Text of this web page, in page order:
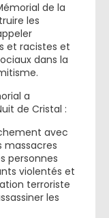
de la
les
et racistes et
dans la
a
de Cristal :
avec
massacres
personnes
violentés et
terroriste
les